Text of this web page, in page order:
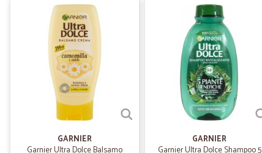
GARNIER
Garnier Ultra Dolce Balsamo
GARNIER
Garnier Ultra Dolce Shampoo 5